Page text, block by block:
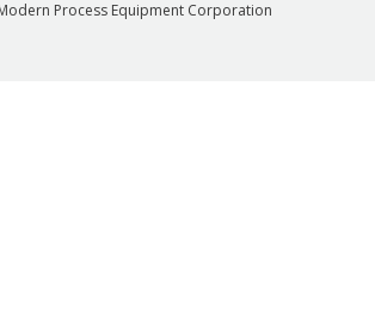
Process Equipment Corporation